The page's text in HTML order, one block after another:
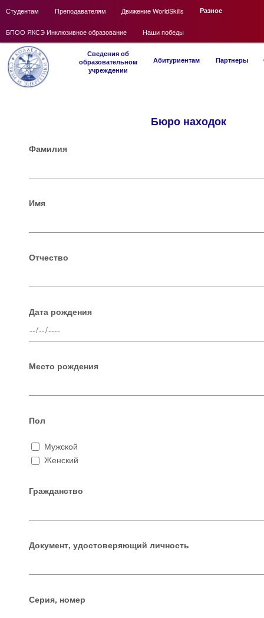
Main
menu
Skip
to
primary
content
Студентам Преподавателям Движение WorldSkills Разное
БПОО ЯКСЭ Инклюзивное образование Наши победы
Main
menu
Skip
to
Сведения об
образовательном
учреждении
Абитуриентам Партнеры
Бюро находок
Фамилия
Имя
Отчество
Дата рождения
Место рождения
Пол
Мужской
Женский
Гражданство
Документ, удостоверяющий личность
Серия, номер